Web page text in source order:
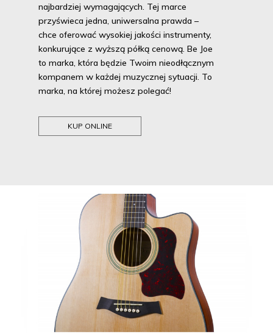
najbardziej wymagających. Tej marce
przyświeca jedna, uniwersalna prawda –
chce oferować wysokiej jakości instrumenty,
konkurujące z wyższą półką cenową. Be Joe
to marka, która będzie Twoim nieodłącznym
kompanem w każdej muzycznej sytuacji. To
marka, na której możesz polegać!
KUP ONLINE